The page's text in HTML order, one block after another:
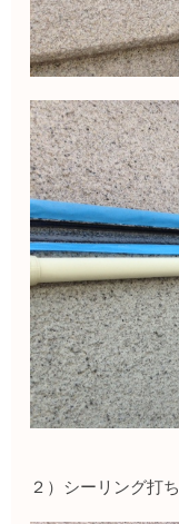
２）シーリング打ち